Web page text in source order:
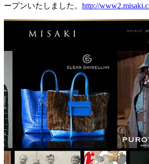
ープンいたしました。 http://